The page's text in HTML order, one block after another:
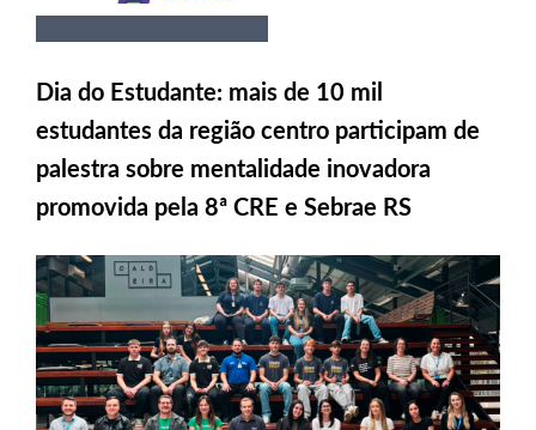
Dia do Estudante: mais de 10 mil
estudantes da região centro participam de
palestra sobre mentalidade inovadora
promovida pela 8ª CRE e Sebrae RS